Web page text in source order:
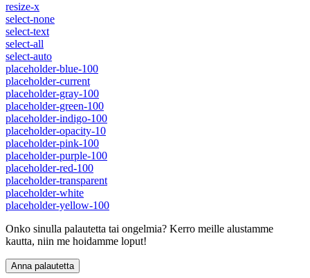
resize-x
select-none
select-text
select-all
select-auto
placeholder-blue-100
placeholder-current
placeholder-gray-100
placeholder-green-100
placeholder-indigo-100
placeholder-opacity-10
placeholder-pink-100
placeholder-purple-100
placeholder-red-100
placeholder-transparent
placeholder-white
placeholder-yellow-100
Onko sinulla palautetta tai ongelmia? Kerro meille alustamme
kautta, niin me hoidamme loput!
Anna palautetta